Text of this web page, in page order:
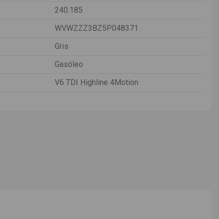
240.185
WVWZZZ3BZ5P048371
Gris
Gasóleo
V6 TDI Highline 4Motion